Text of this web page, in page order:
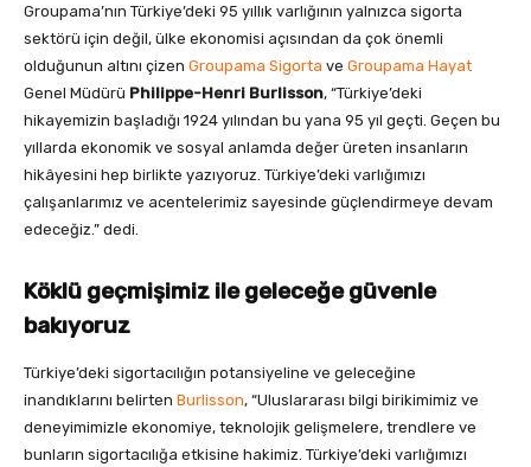
Groupama’nın Türkiye’deki 95 yıllık varlığının yalnızca sigorta
sektörü için değil, ülke ekonomisi açısından da çok önemli
olduğunun altını çizen Groupama Sigorta ve Groupama Hayat
Genel Müdürü Philippe-Henri Burlisson, “Türkiye’deki
hikayemizin başladığı 1924 yılından bu yana 95 yıl geçti. Geçen bu
yıllarda ekonomik ve sosyal anlamda değer üreten insanların
hikâyesini hep birlikte yazıyoruz. Türkiye’deki varlığımızı
çalışanlarımız ve acentelerimiz sayesinde güçlendirmeye devam
edeceğiz.” dedi.
Köklü geçmişimiz ile geleceğe güvenle
bakıyoruz
Türkiye’deki sigortacılığın potansiyeline ve geleceğine
inandıklarını belirten Burlisson, “Uluslararası bilgi birikimimiz ve
deneyimimizle ekonomiye, teknolojik gelişmelere, trendlere ve
bunların sigortacılığa etkisine hakimiz. Türkiye’deki varlığımızı